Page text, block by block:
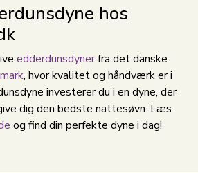
hos
edderdunsdynerfra det danske
, hvor kvalitet og håndværk er i
investerer du i en dyne, der
dig den bedste nattesøvn. Læs
og find din perfekte dyne i dag!